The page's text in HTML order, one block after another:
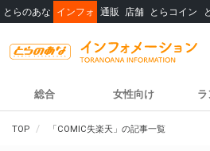
とらのあな インフォ 通販 店舗 とらコイン
総合 女性向け
TOP 「COMIC失楽天」の記事一覧